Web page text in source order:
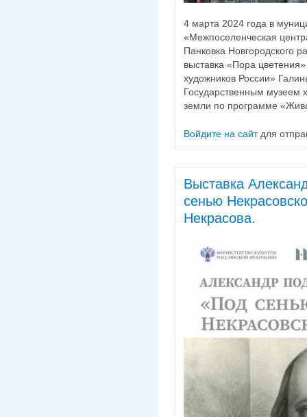
4 марта 2024 года в
«Межпоселенческая
Панковка Новгородского
выставка «Пора
художников России»
Государственным музеем
земли по программе
Войдите на сайтдля
Выставка
сенью
Некрасова.